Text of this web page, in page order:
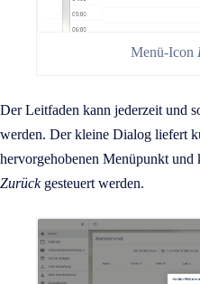
Menü-Icon
Der Leitfaden kann jederzeit und
werden. Der kleine Dialog liefert
hervorgehobenen Menüpunkt und
Zurückgesteuert werden.